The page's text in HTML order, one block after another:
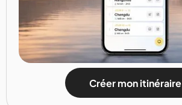
Créer mon itinéraire